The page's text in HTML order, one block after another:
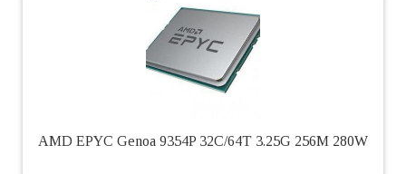
AMD EPYC Genoa 9354P 32C/64T 3.25G 256M 280W